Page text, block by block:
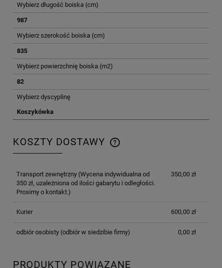
Wybierz długość boiska (cm)
987
Wybierz szerokość boiska (cm)
835
Wybierz powierzchnię boiska (m2)
82
Wybierz dyscyplinę
Koszykówka
KOSZTY DOSTAWY
CENA NIE ZAWIERA EWENTUALNYCH KOSZTÓW
Transport zewnętrzny(Wycena indywidualna od
350 zł, uzależniona od ilości gabarytu i odległości.
Prosimy o kontakt.)
350,00 zł
Kurier 600,00 zł
odbiór osobisty(odbiór w siedzibie firmy) 0,00 zł
PRODUKTY POWIĄZANE